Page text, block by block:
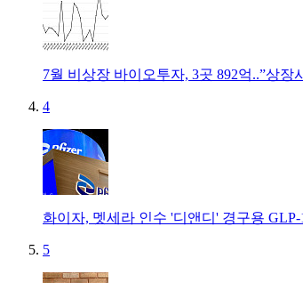
7월 비상장 바이오투자, 3곳 892억..”상장
4
화이자, 멧세라 인수 '디앤디' 경구용
5